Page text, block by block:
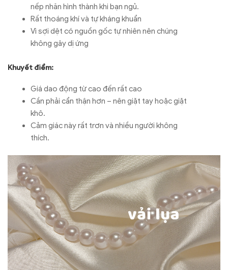
nếp nhăn hình thành khi bạn ngủ.
Rất thoáng khí và tự kháng khuẩn
Vì sợi dệt có nguồn gốc tự nhiên nên chúng
không gây dị ứng
Khuyết điểm:
Giá dao động từ cao đến rất cao
Cần phải cẩn thận hơn – nên giặt tay hoặc giặt
khô.
Cảm giác này rất trơn và nhiều người không
thích.